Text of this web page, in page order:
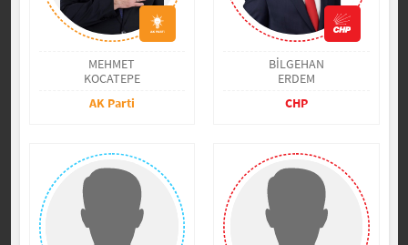
MEHMET
KOCATEPE
AK Parti
BİLGEHAN
ERDEM
CHP